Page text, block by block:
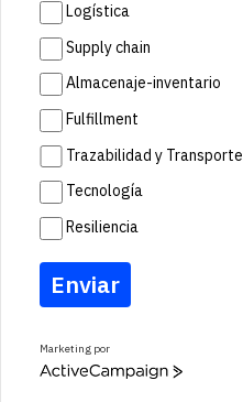
Logística
Supply chain
Almacenaje-inventario
Fulfillment
Trazabilidad y Transporte
Tecnología
Resiliencia
Enviar
Marketing por
A